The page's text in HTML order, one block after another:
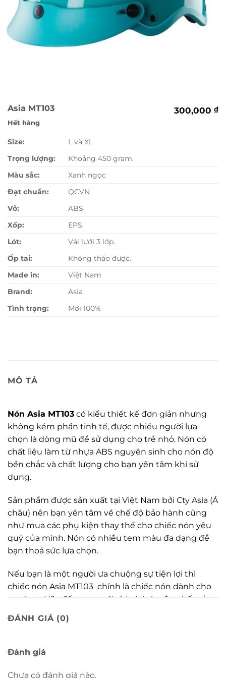
Asia MT103 300,000 ₫
Hết hàng
Size:
L và XL
Trọng lượng:
Khoảng 450 gram.
Màu sắc:
Xanh ngọc
Đạt chuẩn:
QCVN
Vỏ:
ABS
Xốp:
EPS
Lót:
Vải lưới 3 lớp.
Ốp tai:
Không tháo được.
Made in:
Việt Nam
Brand:
Asia
Tình trạng:
Mới 100%
MÔ TẢ
Nón Asia MT103 có kiểu thiết kế đơn giản nhưng
không kém phần tinh tế, được nhiều người lựa
chọn là dòng mũ để sử dụng cho trẻ nhỏ. Nón có
chất liệu làm từ nhựa ABS nguyên sinh cho nón độ
bền chắc và chất lượng cho bạn yên tâm khi sử
dụng.
Sản phẩm được sản xuất tại Việt Nam bởi Cty Asia (Á
châu) nên bạn yên tâm về chế độ bảo hành cũng
như mua các phụ kiện thay thế cho chiếc nón yêu
quý của mình. Nón có nhiều tem màu đa dạng để
bạn thoả sức lựa chọn.
Nếu bạn là một người ưa chuộng sự tiện lợi thì
chiếc nón Asia MT103 chính là chiếc nón dành cho
con bạn. Hãy đến ngay với chi nhánh gần nhất của
Nón Trùm
để trải nghiệm.
hàng
Nón Trùm
ĐÁNH GIÁ (0)
Đánh giá
Chưa có đánh giá nào.